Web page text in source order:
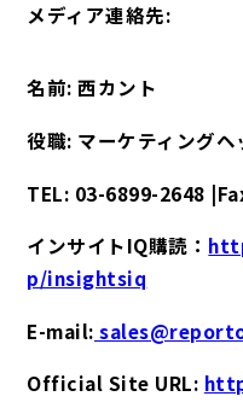
メディア連絡先:
名前: 西カント
役職: マーケティングヘ
TEL: 03-6899-2648
インサイトIQ購読：
p/insightsiq
E-mail:
Official Site URL: